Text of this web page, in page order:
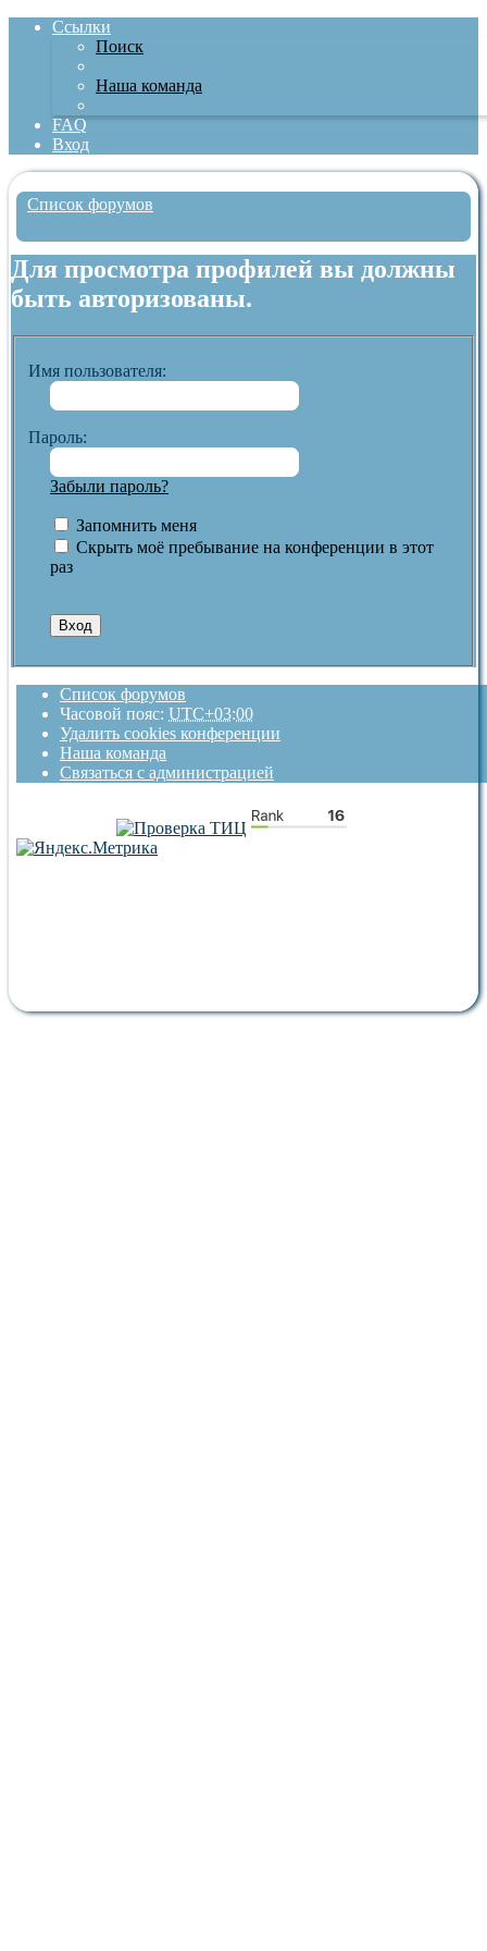
Ссылки
Поиск
Наша команда
FAQ
Вход
Список форумов
Для просмотра профилей вы должны
быть авторизованы.
Имя пользователя:
Пароль:
Забыли пароль?
Запомнить меня
Скрыть моё пребывание на конференции в этот
раз
Список форумов
Часовой пояс: UTC+03:00
Удалить cookies конференции
Наша команда
Связаться с администрацией